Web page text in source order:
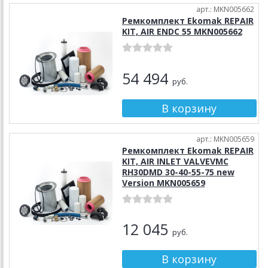
арт.: MKN005662
Ремкомплект Ekomak REPAIR
KIT, AIR ENDC 55 MKN005662
54 494 руб.
арт.: MKN005659
Ремкомплект Ekomak REPAIR
KIT, AIR INLET VALVEVMC
RH30DMD 30-40-55-75 new
Version MKN005659
12 045 руб.